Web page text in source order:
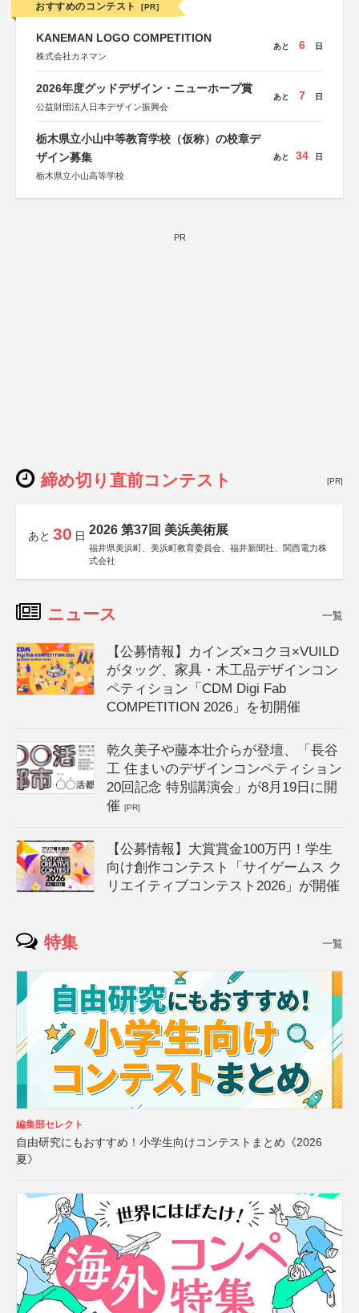
おすすめのコンテスト [PR]
KANEMAN LOGO COMPETITION
株式会社カネマン
あと 6 日
2026年度グッドデザイン・ニューホープ賞
公益財団法人日本デザイン振興会
あと 7 日
栃木県立小山中等教育学校（仮称）の校章デ
ザイン募集
栃木県立小山高等学校
あと 34 日
PR
締め切り直前コンテスト [PR]
あと 30 日 2026 第37回 美浜美術展
福井県美浜町、美浜町教育委員会、福井新聞社、関西電力株
式会社
ニュース 一覧
【公募情報】カインズ×コクヨ×VUILD
がタッグ、家具・木工品デザインコン
ペティション「CDM Digi Fab
COMPETITION 2026」を初開催
乾久美子や藤本壮介らが登壇、「長谷
工 住まいのデザインコンペティション
20回記念 特別講演会」が8月19日に開
催[PR]
【公募情報】大賞賞金100万円！学生
向け創作コンテスト「サイゲームス ク
リエイティブコンテスト2026」が開催
特集 一覧
編集部セレクト
自由研究にもおすすめ！小学生向けコンテストまとめ《2026
夏》